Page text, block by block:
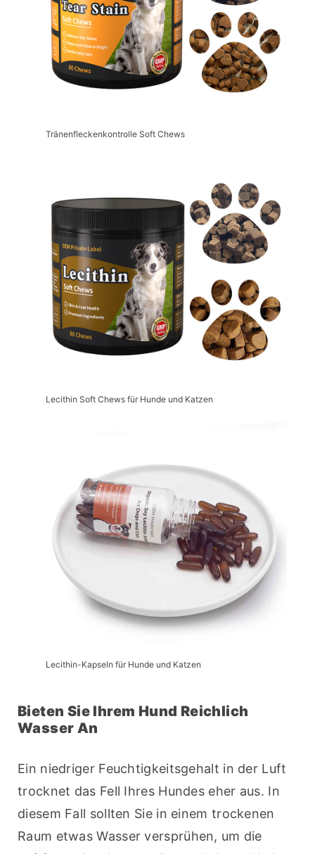
Tränenfleckenkontrolle Soft Chews
Lecithin Soft Chews für Hunde und Katzen
Lecithin-Kapseln für Hunde und Katzen
Bieten Sie Ihrem Hund Reichlich
Wasser An
Ein niedriger Feuchtigkeitsgehalt in der Luft
trocknet das Fell Ihres Hundes eher aus. In
diesem Fall sollten Sie in einem trockenen
Raum etwas Wasser versprühen, um die